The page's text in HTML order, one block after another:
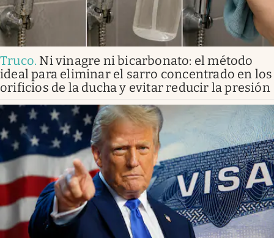
Truco. Ni vinagre ni bicarbonato: el método
ideal para eliminar el sarro concentrado en los
orificios de la ducha y evitar reducir la presión